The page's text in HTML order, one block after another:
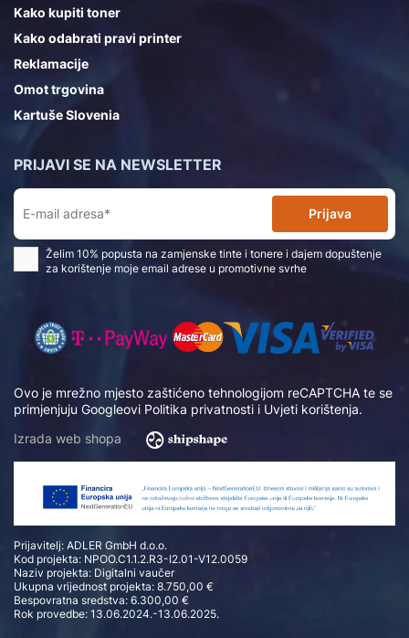
Kako kupiti toner
Kako odabrati pravi printer
Reklamacije
Omot trgovina
Kartuše Slovenia
Ovo je mrežno mjesto zaštićeno tehnologijom reCAPTCHA te se
primjenjuju Googleovi Politika privatnosti i Uvjeti korištenja.
Izrada web shopa
Prijavitelj: ADLER GmbH d.o.o.
Kod projekta: NPOO.C1.1.2.R3-I2.01-V12.0059
Naziv projekta: Digitalni vaučer
Ukupna vrijednost projekta: 8.750,00 €
Bespovratna sredstva: 6.300,00 €
Rok provedbe: 13.06.2024.-13.06.2025.
PRIJAVI SE NA NEWSLETTER
Prijava
Želim 10% popusta na zamjenske tinte i tonere i dajem dopuštenje
za korištenje moje email adrese u promotivne svrhe